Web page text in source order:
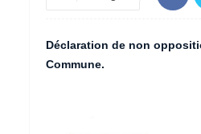
Déclaration de non
Commune.